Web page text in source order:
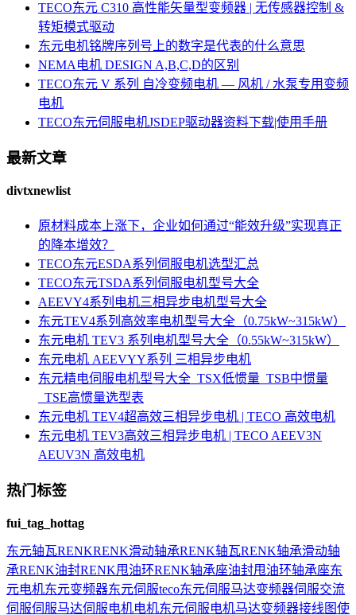
TECO东元 C310 高性能矢量型变频器 | 无传感器控制 &
转矩模式驱动
东元电机铭牌序列号上的数字是代表的什么意思
NEMA电机 DESIGN A,B,C,D的区别
TECO东元 V 系列 自冷变频电机 — 风机 / 水泵专用变频
电机
TECO东元伺服电机JSDEP驱动器资料下载|使用手册
最新文章
divtxnewlist
原材料成本上涨下，企业如何通过“能效升级”实现真正
的降本增效？
TECO东元ESDA系列伺服电机选型汇总
TECO东元TSDA系列伺服电机型号大全
AEEVY4系列电机三相异步电机型号大全
东元TEV4系列高效率电机型号大全（0.75kW~315kW）
东元电机 TEV3 系列电机型号大全（0.55kW~315kW）
东元电机 AEEVYY系列 三相异步电机
东元精电伺服电机型号大全_TSX低惯量_TSB中惯量
_TSE高惯量选型表
东元电机 TEV4超高效三相异步电机 | TECO 高效电机
东元电机 TEV3高效三相异步电机 | TECO AEEV3N
AEUV3N 高效电机
热门标签
fui_tag_hottag
东元轴瓦RENKRENK滑动轴承RENK轴瓦RENK轴承滑动轴
承RENK油封RENK甩油环RENK轴承座油封甩油环轴承座东
元电机东元变频器东元伺服teco东元伺服马达变频器伺服交流
伺服伺服马达伺服电机电机东元伺服电机马达变频器接线图使